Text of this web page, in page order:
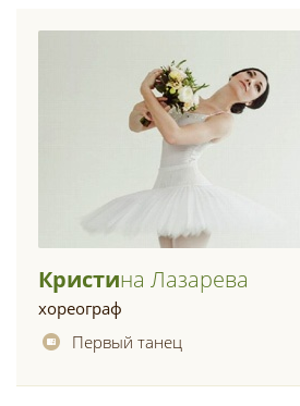
КристиНа Лазарева
хореограф
Первый танец